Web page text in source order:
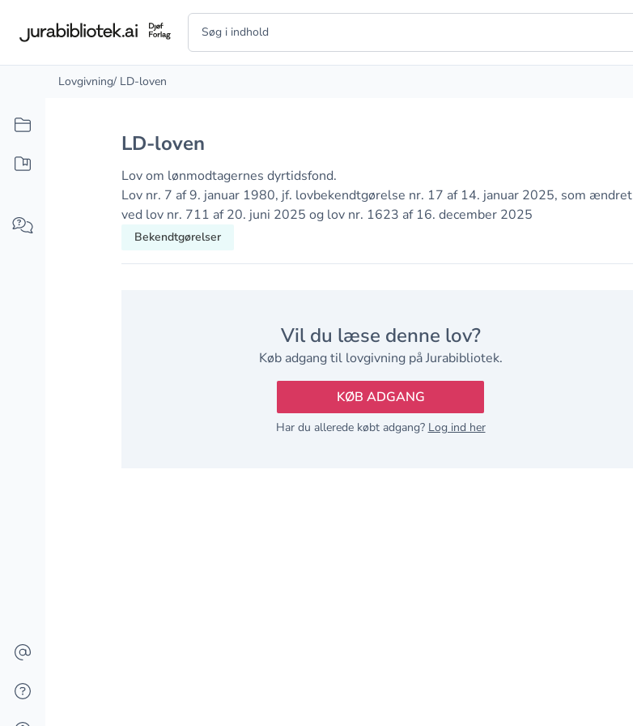
Lovgivning/ LD-loven
LD-loven
Lov om lønmodtagernes dyrtidsfond.
Lov nr. 7 af 9. januar 1980, jf. lovbekendtgørelse nr. 17 af 14. januar 2025, som ændret
ved lov nr. 711 af 20. juni 2025 og lov nr. 1623 af 16. december 2025
Bekendtgørelser
Vil du læse denne lov?
Køb adgang til lovgivning på Jurabibliotek.
KØB ADGANG
Har du allerede købt adgang? Log ind her